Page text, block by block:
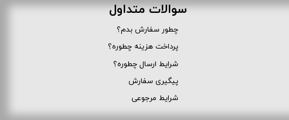
سوالات متداول
چطور سفارش بدم؟
پرداخت هزینه چطوره؟
شرایط ارسال چطوره؟
پیگیری سفارش
شرایط مرجوعی